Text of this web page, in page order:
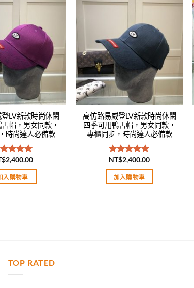
Add to
wishlist
LV新款時尚休閑
帽，男女同款，
時尚達人必備款
分5.00
5
2,400.00
入購物車
wishlist
高仿路易威登LV新款時尚休閑
四季可用鴨舌帽，男女同款，
專櫃同步，時尚達人必備款
評分5.00
滿分 5
NT$2,400.00
加入購物車
TOP RATED